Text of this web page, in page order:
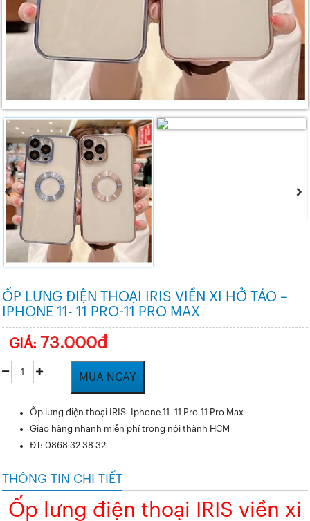
ỐP LƯNG ĐIỆN THOẠI IRIS VIỀN XI HỞ TÁO –
IPHONE 11- 11 PRO-11 PRO MAX
GIÁ: 73.000đ
MUA NGAY
Ốp lưng điện thoại IRIS Iphone 11- 11 Pro-11 Pro Max
Giao hàng nhanh miễn phí trong nội thành HCM
ĐT: 0868 32 38 32
THÔNG TIN CHI TIẾT
Ốp lưng điện thoại IRIS viền xi